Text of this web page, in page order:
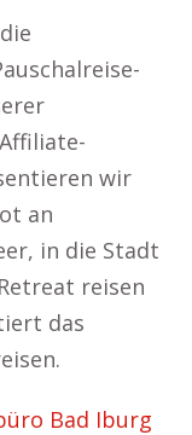
wir
an
in die Stadt
reisen
das
Bad Iburg